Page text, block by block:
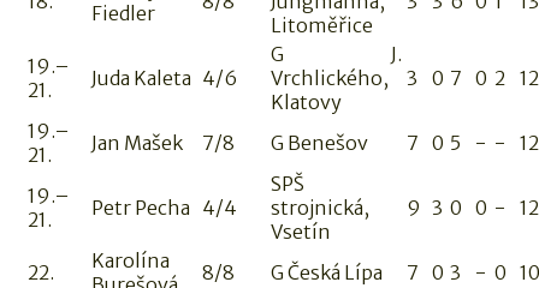
Fiedler
Litoměřice
19.–
21.
Juda Kaleta 4/6
G J.
Vrchlického,
Klatovy
3 0 7 0 2 12
19.–
21.
Jan Mašek 7/8 G Benešov 7 0 5 - - 12
19.–
21.
Petr Pecha 4/4
SPŠ
strojnická,
Vsetín
9 3 0 0 - 12
22.
Karolína
8/8 G Česká Lípa 7 0 3 - 0 10